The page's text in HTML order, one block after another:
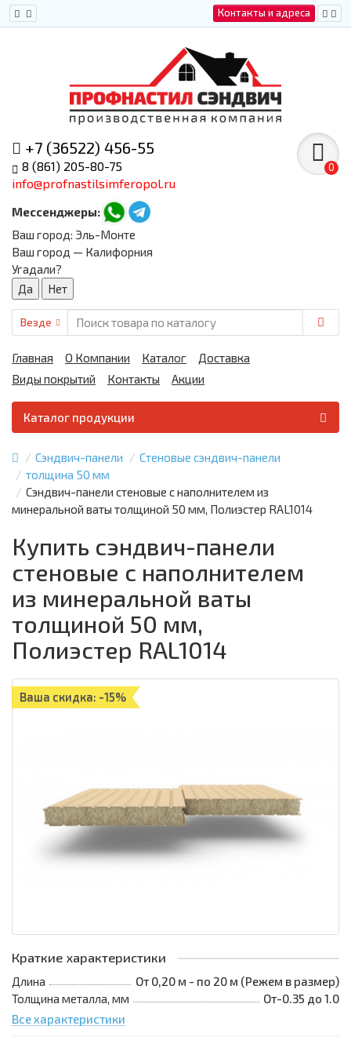
Контакты и адреса
+7 (36522) 456-55
8 (861) 205-80-75
info@profnastilsimferopol.ru
Мессенджеры:
0
Ваш город: Эль-Монте
Ваш город — Калифорния
Угадали?
Везде
Главная О Компании Каталог
Доставка
Виды покрытий
Контакты Акции
Каталог продукции
Сэндвич-панели
Стеновые сэндвич-панели
толщина 50 мм
Сэндвич-панели стеновые с наполнителем из
минеральной ваты толщиной 50 мм, Полиэстер RAL1014
Купить сэндвич-панели
стеновые с наполнителем
из минеральной ваты
толщиной 50 мм,
Полиэстер RAL1014
Ваша скидка: -15%
Краткие характеристики
Длина
От 0,20 м - по 20 м (Режем в размер)
Толщина металла, мм
От-0.35 до 1.0
Все характеристики